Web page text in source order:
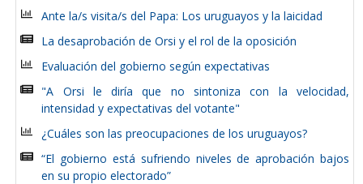
Ante la/s visita/s del Papa: Los uruguayos y la laicidad
La desaprobación de Orsi y el rol de la oposición
Evaluación del gobierno según expectativas
"A Orsi le diría que no sintoniza con la velocidad,
intensidad y expectativas del votante"
¿Cuáles son las preocupaciones de los uruguayos?
“El gobierno está sufriendo niveles de aprobación bajos
en su propio electorado”